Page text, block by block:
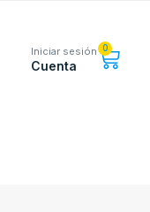
Iniciar sesión
Cuenta
0